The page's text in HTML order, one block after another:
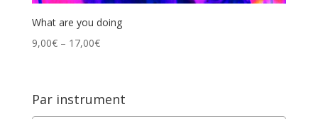
What are you doing
9,00€– 17,00€
Par instrument